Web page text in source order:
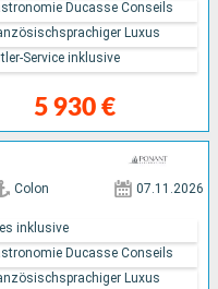
5 930 €
Ducasse Conseils
Luxus
Service inklusive
Colon 07.11.2026
inklusive
Ducasse Conseils
Luxus